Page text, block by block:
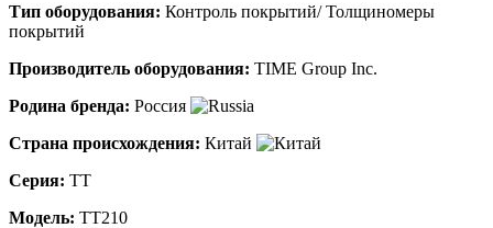
Тип оборудования: Контроль покрытий/ Толщиномеры
покрытий
Производитель оборудования: TIME Group Inc.
Родина бренда: Россия
Страна происхождения: Китай
Серия: TT
Модель: TT210